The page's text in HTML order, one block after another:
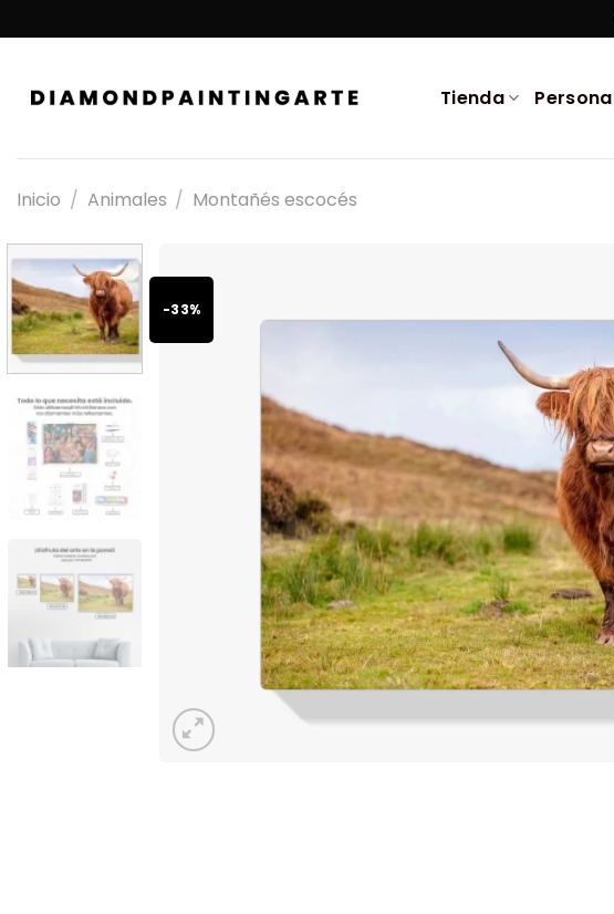
Tienda
Inicio / Animales / Montañés escocés
-33%